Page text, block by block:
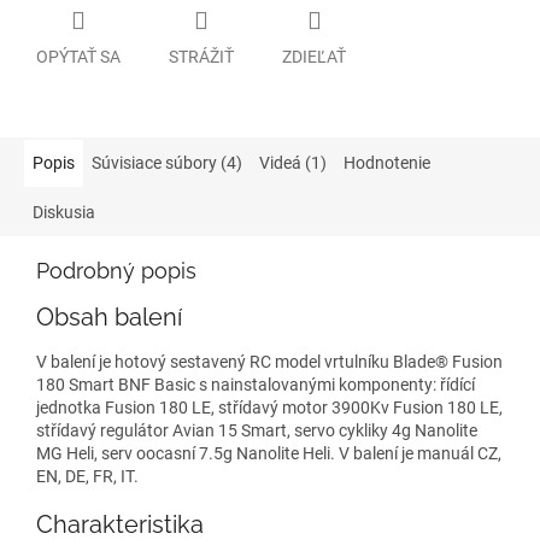
OPÝTAŤ SA STRÁŽIŤ ZDIEĽAŤ
Popis Súvisiace súbory (4) Videá (1) Hodnotenie
Diskusia
Podrobný popis
Obsah balení
V balení je hotový sestavený RC model vrtulníku Blade® Fusion
180 Smart BNF Basic s nainstalovanými komponenty: řídící
jednotka Fusion 180 LE, střídavý motor 3900Kv Fusion 180 LE,
střídavý regulátor Avian 15 Smart, servo cykliky 4g Nanolite
MG Heli, serv oocasní 7.5g Nanolite Heli. V balení je manuál CZ,
EN, DE, FR, IT.
Charakteristika